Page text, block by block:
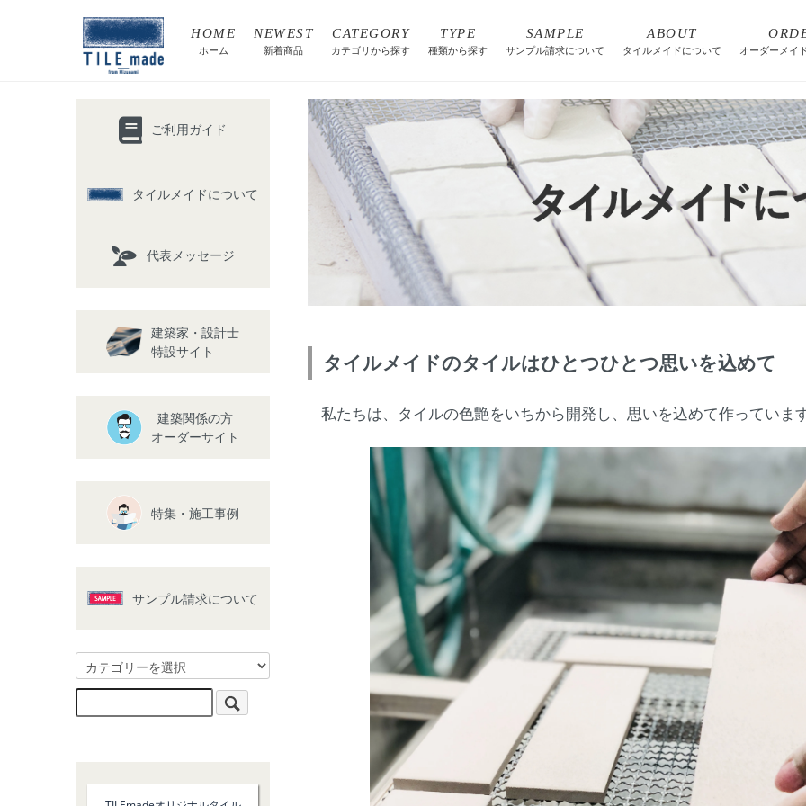
HOME
ホーム
NEWEST
新着商品
CATEGORY
カテゴリから探す
TYPE
種類から探す
SAMPLE
サンプル請求について
ABOUT
タイルメイドについて オーダーメイ
タイルメイドのタイルはひとつひとつ思いを込めて
私たちは、タイルの色艶をいちから開発し、思いを込めて作っていま
ご利用ガイド
タイルメイドについて
代表メッセージ
建築家・設計士
特設サイト
建築関係の方
オーダーサイト
特集・施工事例
サンプル請求について